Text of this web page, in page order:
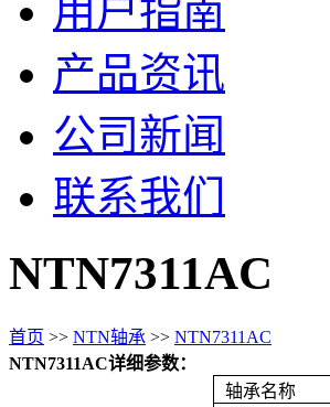
用户指南
产品资讯
公司新闻
联系我们
NTN7311AC
首页 >> NTN轴承 >> NTN7311AC
NTN7311AC详细参数：
轴承名称